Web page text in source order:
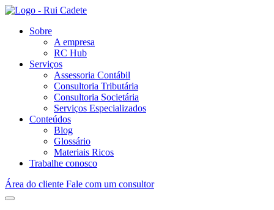
Sobre
A empresa
RC Hub
Serviços
Assessoria Contábil
Consultoria Tributária
Consultoria Societária
Serviços Especializados
Conteúdos
Blog
Glossário
Materiais Ricos
Trabalhe conosco
Área do cliente Fale com um consultor